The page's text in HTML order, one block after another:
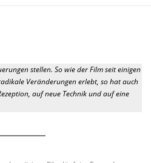
stellen. So wie der Film seit einigen
Veränderungen erlebt, so hat auch
auf neue Technik und auf eine